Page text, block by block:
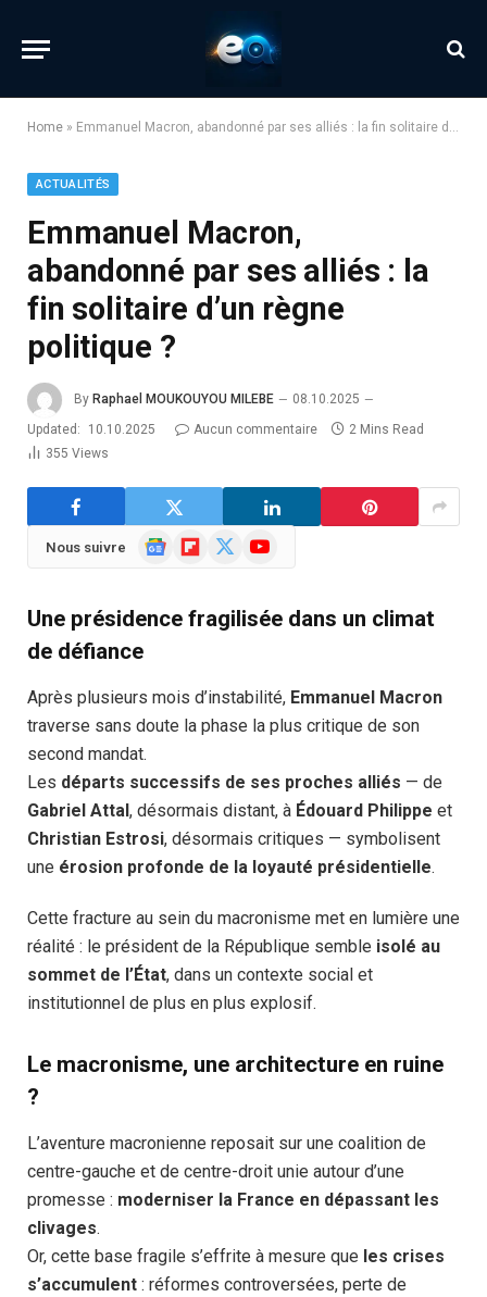
Home » Emmanuel Macron, abandonné par ses alliés : la fin solitaire d’un règne politique ?
ACTUALITÉS
Emmanuel Macron,
abandonné par ses alliés : la
fin solitaire d’un règne
politique ?
By Raphael MOUKOUYOU MILEBE
08.10.2025
Updated:
10.10.2025 Aucun commentaire
2 Mins Read
355 Views
Nous suivre
GoogleFlipboard YouTube
Une présidence fragilisée dans un climat
de défiance
Après plusieurs mois d’instabilité, Emmanuel Macron
traverse sans doute la phase la plus critique de son
second mandat.
Les départs successifs de ses proches alliés — de
Gabriel Attal , désormais distant, à Édouard Philippe et
Christian Estrosi, désormais critiques — symbolisent
une érosion profonde de la loyauté présidentielle.
Cette fracture au sein du macronisme met en lumière une
réalité : le président de la République semble isolé au
sommet de l’État, dans un contexte social et
institutionnel de plus en plus explosif.
Le macronisme, une architecture en ruine
?
L’aventure macronienne reposait sur une coalition de
centre-gauche et de centre-droit unie autour d’une
promesse : moderniser la France en dépassant les
clivages.
Or, cette base fragile s’effrite à mesure que les crises
s’accumulent : réformes controversées, perte de